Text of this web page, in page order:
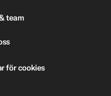
team
för cookies